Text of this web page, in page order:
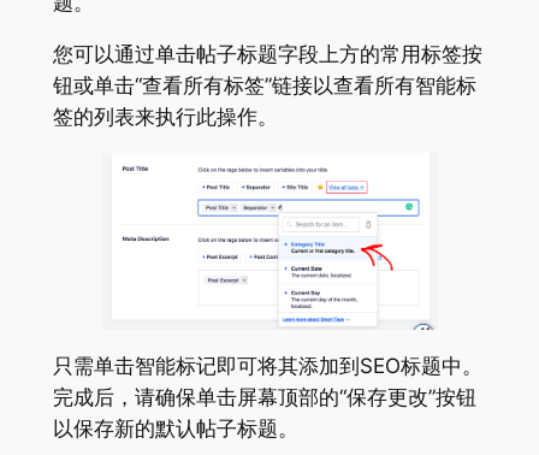
您可以通过单击帖子标题字段上方的常用标签按
钮或单击“查看所有标签”链接以查看所有智能标
签的列表来执行此操作。
只需单击智能标记即可将其添加到SEO标题中。
完成后，请确保单击屏幕顶部的“保存更改”按钮
以保存新的默认帖子标题。